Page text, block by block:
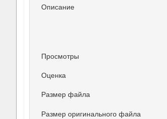
Описание
Просмотры
Оценка
Размер файла
Размер оригинального файла